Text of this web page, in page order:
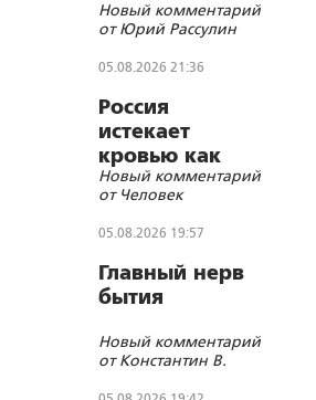
Новый комментарий
от Юрий Рассулин
05.08.2026 21:36
Россия
истекает
кровью как
жертвенное
животное?
Новый комментарий
от Человек
05.08.2026 19:57
Главный нерв
бытия
Новый комментарий
от Константин В.